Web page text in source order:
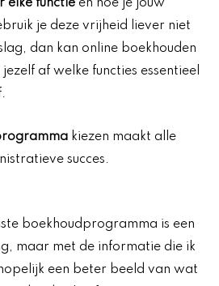
elke functie en hoe je jouw
je deze vrijheid liever niet
dan kan online boekhouden
af welke functies essentieel
kiezen maakt alle
succes.
boekhoudprogramma is een
maar met de informatie die ik
een beter beeld van wat